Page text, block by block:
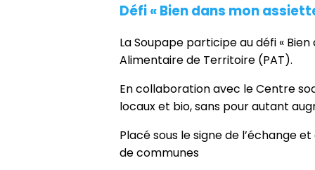
Défi « Bien dans mon
La Soupape participe au défi «
Alimentaire de Territoire (PAT).
En collaboration avec le Centre
locaux et bio, sans pour autant
Placé sous le signe de l’échange
de communes